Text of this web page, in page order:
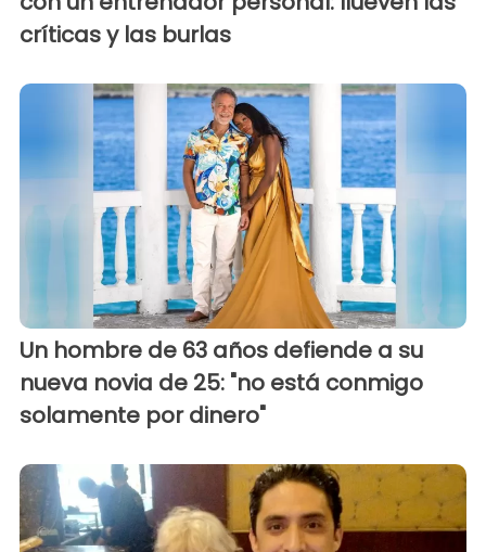
críticas y las burlas
Un hombre de 63 años defiende a su
nueva novia de 25: "no está conmigo
solamente por dinero"